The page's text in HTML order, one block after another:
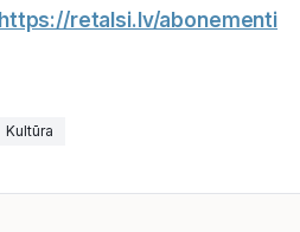
https://retalsi.lv/abonementi
Kultūra